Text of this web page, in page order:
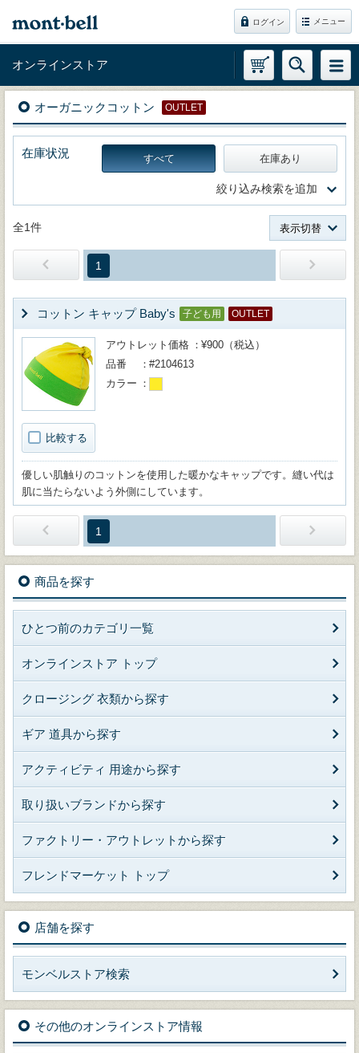
ログイン メニュー
オンラインストア
オーガニックコットン OUTLET
在庫状況 すべて 在庫あり
絞り込み検索を追加
全1件 表示切替
1
コットン キャップ Baby's 子ども用 OUTLET
比較する
アウトレット価格
¥900（税込）
品番
#2104613
カラー
優しい肌触りのコットンを使用した暖かなキャップです。縫い代は
肌に当たらないよう外側にしています。
1
商品を探す
ひとつ前のカテゴリ一覧
オンラインストア トップ
クロージング 衣類から探す
ギア 道具から探す
アクティビティ 用途から探す
取り扱いブランドから探す
ファクトリー・アウトレットから探す
フレンドマーケット トップ
店舗を探す
モンベルストア検索
その他のオンラインストア情報